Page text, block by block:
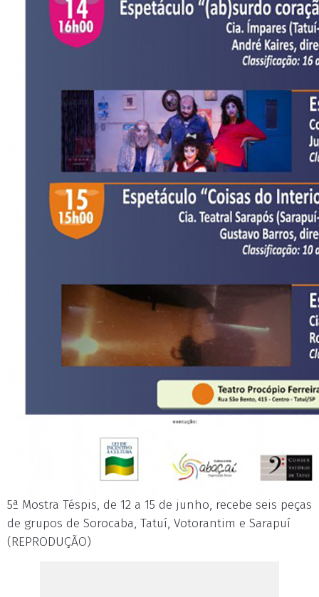
5ª Mostra Téspis, de 12 a 15 de junho, recebe seis peças
de grupos de Sorocaba, Tatuí, Votorantim e Sarapuí
(REPRODUÇÃO)